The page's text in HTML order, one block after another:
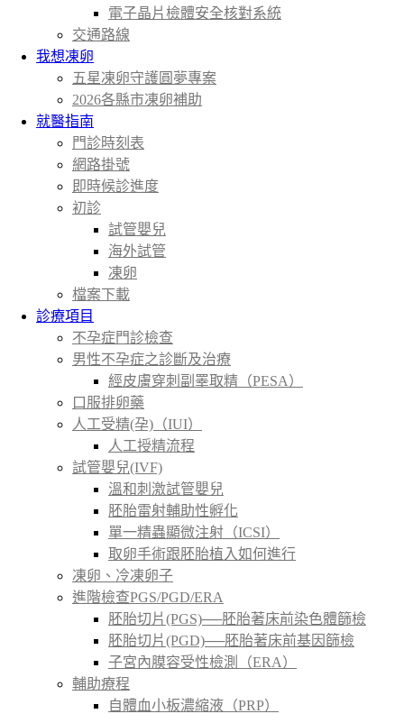
電子晶片檢體安全核對系統
交通路線
我想凍卵
五星凍卵守護圓夢專案
2026各縣市凍卵補助
就醫指南
門診時刻表
網路掛號
即時候診進度
初診
試管嬰兒
海外試管
凍卵
檔案下載
診療項目
不孕症門診檢查
男性不孕症之診斷及治療
經皮膚穿刺副睪取精（PESA）
口服排卵藥
人工受精(孕)（IUI）
人工授精流程
試管嬰兒(IVF)
溫和刺激試管嬰兒
胚胎雷射輔助性孵化
單一精蟲顯微注射（ICSI）
取卵手術跟胚胎植入如何進行
凍卵、冷凍卵子
進階檢查PGS/PGD/ERA
胚胎切片(PGS)──胚胎著床前染色體篩檢
胚胎切片(PGD)──胚胎著床前基因篩檢
子宮內膜容受性檢測（ERA）
輔助療程
自體血小板濃縮液（PRP）